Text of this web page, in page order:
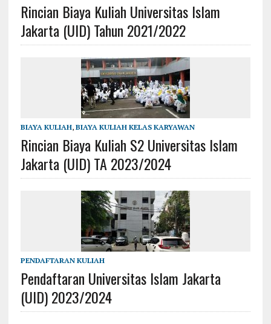
Rincian Biaya Kuliah Universitas Islam
Jakarta (UID) Tahun 2021/2022
BIAYA KULIAH, BIAYA KULIAH KELAS KARYAWAN
Rincian Biaya Kuliah S2 Universitas Islam
Jakarta (UID) TA 2023/2024
PENDAFTARAN KULIAH
Pendaftaran Universitas Islam Jakarta
(UID) 2023/2024